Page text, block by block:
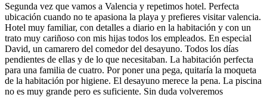
Segunda vez que vamos a Valencia y repetimos hotel. Perfecta
ubicación cuando no te apasiona la playa y prefieres visitar valencia.
Hotel muy familiar, con detalles a diario en la habitación y con un
trato muy cariñoso con mis hijas todos los empleados. En especial
David, un camarero del comedor del desayuno. Todos los días
pendientes de ellas y de lo que necesitaban. La habitación perfecta
para una familia de cuatro. Por poner una pega, quitaría la moqueta
de la habitación por higiene. El desayuno merece la pena. La piscina
no es muy grande pero es suficiente. Sin duda volveremos